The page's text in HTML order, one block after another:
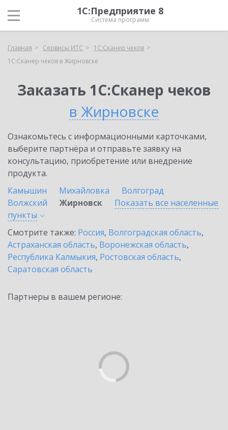
1С:Предприятие 8
Система программ
Главная Сервисы ИТС
1С:Сканер чеков
1С:Сканер чеков в Жирновске
Заказать 1С:Сканер чеков
в Жирновске
Ознакомьтесь с информационными карточками,
выберите партнёра и отправьте заявку на
консультацию, приобретение или внедрение
продукта.
Камышин
Михайловка
Волгоград
Волжский
Жирновск
Показать все населенные
пункты
Смотрите также: Россия, Волгоградская область,
Астраханская область, Воронежская область,
Республика Калмыкия, Ростовская область,
Саратовская область
Партнеры в вашем регионе: